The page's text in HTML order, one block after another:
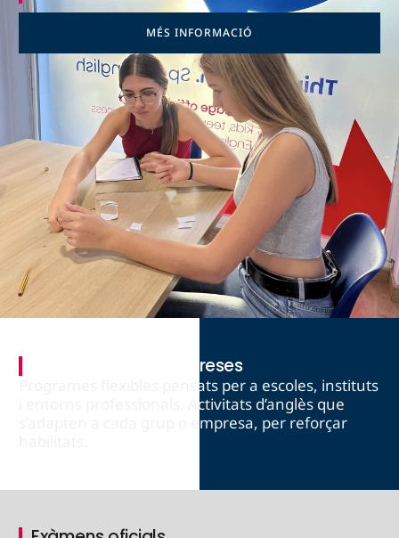
MÉS INFORMACIÓ
Extraescolars & empreses
Programes flexibles pensats per a escoles, instituts
i entorns professionals. Activitats d’anglès que
s’adapten a cada grup o empresa, per reforçar